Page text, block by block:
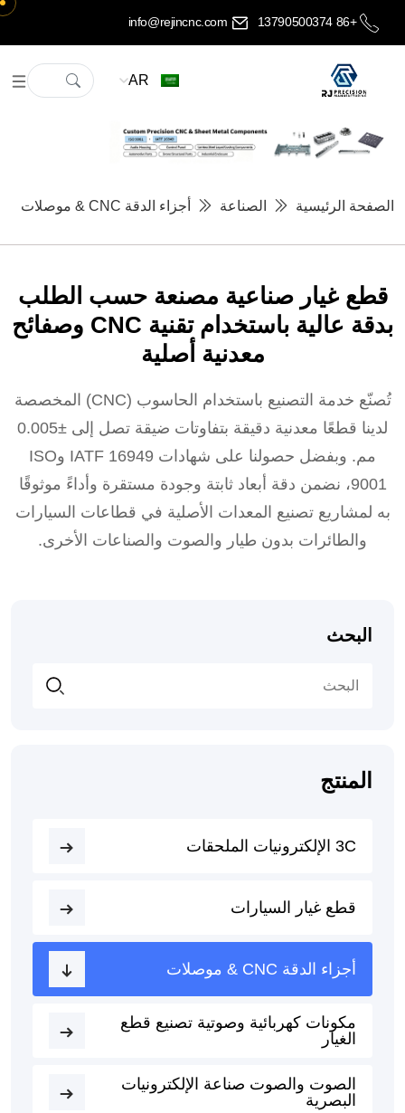
+86 13790500374
AR
الصفحة الرئيسية الصناعة أجزاء الدقة CNC & موصلات
قطع غيار صناعية مصنعة حسب الطلب
بدقة عالية باستخدام تقنية CNC وصفائح
معدنية أصلية
تُصنّع خدمة التصنيع باستخدام الحاسوب (CNC) المخصصة
لدينا قطعًا معدنية دقيقة بتفاوتات ضيقة تصل إلى ±0.005
مم. وبفضل حصولنا على شهادات IATF 16949 وISO
9001، نضمن دقة أبعاد ثابتة وجودة مستقرة وأداءً موثوقًا
به لمشاريع تصنيع المعدات الأصلية في قطاعات السيارات
والطائرات بدون طيار والصوت والصناعات الأخرى.
البحث
المنتج
3C الإلكترونيات الملحقات
قطع غيار السيارات
أجزاء الدقة CNC & موصلات
مكونات كهربائية وصوتية تصنيع قطع
الغيار
الصوت والصوت صناعة الإلكترونيات
البصرية